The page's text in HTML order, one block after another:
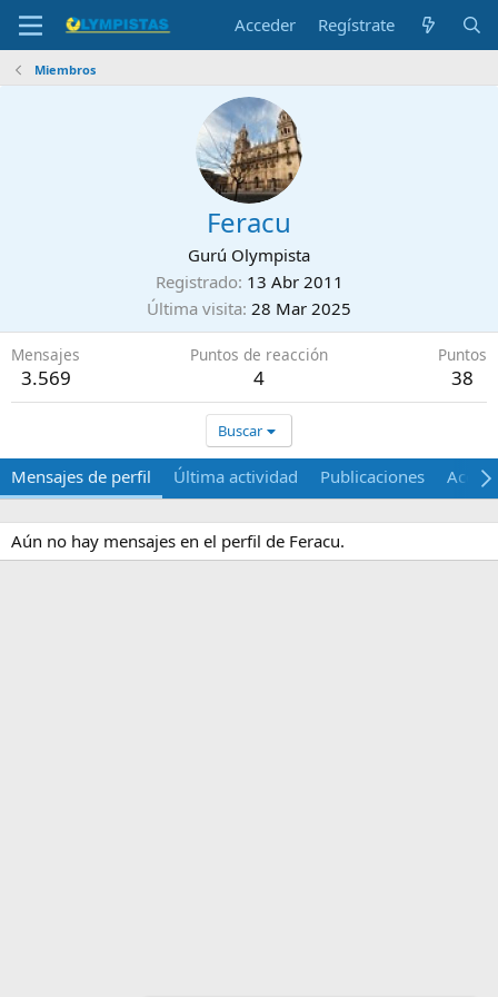
Acceder Regístrate
Miembros
Feracu
Gurú Olympista
Registrado 13 Abr 2011
Última visita 28 Mar 2025
Mensajes
3.569
Puntos de reacción
4
Puntos
38
Buscar
Mensajes de perfil Última actividad Publicaciones Acerca
Aún no hay mensajes en el perfil de Feracu.